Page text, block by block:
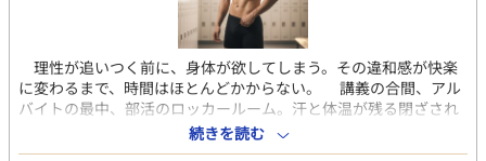
を浴びながら犯される。ガラス扉越しに覗く顔見知りの常連た
ち。「見て…俺の恥ずかしいところ、全部見て…イくところ、見
てほしい…」見られる悦びは、もう止められない。汗と精液にま
みれ、藤政は陶酔の淵に落ちていく。体育会系ノンケ男子たち
の、底なしの性欲と背徳の快楽。 第8弾は、サウナの熱気の中
で最も過激に燃え上がる一作。 （過激な描写を含むため、18歳以
上の読者に限定） 【「男子体操部シリーズ」の第8作です。これ
までの7作を先に読んでいただけると、なお一層お楽しみいただけ
理性が追いつく前に、身体が欲してしまう。その違和感が快楽
に変わるまで、時間はほとんどかからない。 講義の合間、アル
バイトの最中、部活のロッカールーム。汗と体温が残る閉ざされ
た空間。生活の延長にあるはずの場所で、男の身体は無防備にさ
らされ、張りつめた筋肉と湿った空気が欲望を刺激する。軽い冗
続きを読む